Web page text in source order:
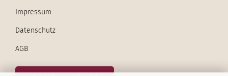
Impressum
Datenschutz
AGB